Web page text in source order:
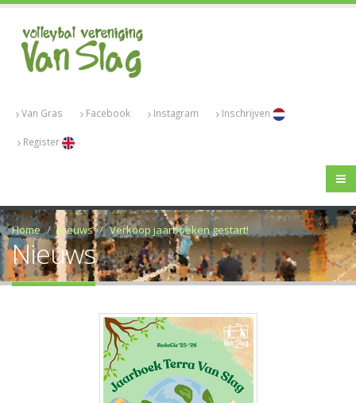
Van Gras Facebook Instagram Inschrijven
Register
Home Nieuws Verkoop jaarboeken gestart!
Nieuws